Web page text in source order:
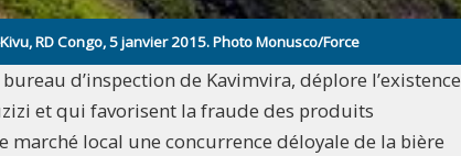
RD Congo, 5 janvier 2015. Photo Monusco/Force
d’inspection de Kavimvira, déplore l’existence
et qui favorisent la fraude des produits
local une concurrence déloyale de la bière